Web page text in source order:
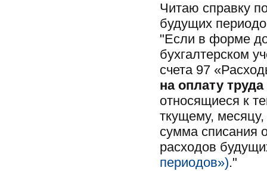
Читаю справку
будущих
"Если в форме
бухгалтерском
счета 97
на оплату
относящиеся к
ткущему,
сумма списания
расходов
периодов»)."